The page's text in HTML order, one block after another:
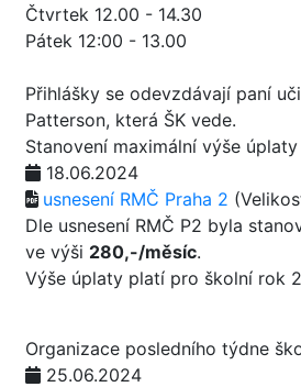
Čtvrtek 12.00 - 14.30
Pátek 12:00 - 13.00
Přihlášky se odevzdávají paní
Patterson, která ŠK vede.
Stanovení maximální výše úplaty
18.06.2024
usnesení RMČ Praha 2
Dle usnesení RMČ P2 byla
ve výši 280,-/měsíc.
Výše úplaty platí pro školní rok
Organizace posledního týdne
25.06.2024